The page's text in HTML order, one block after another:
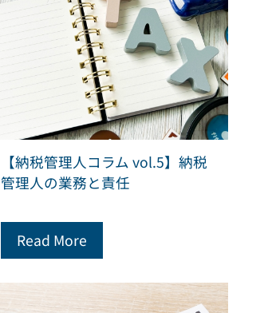
【納税管理人コラム vol.5】納税
管理人の業務と責任
Read More